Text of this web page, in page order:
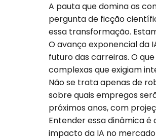
A pauta que domina as
pergunta de ficção
essa transformação.
O avanço exponencial da
futuro das carreiras. O
complexas que exigiam
Não se trata apenas de
sobre quais empregos
próximos anos, com
Entender essa dinâmica
impacto da IA no